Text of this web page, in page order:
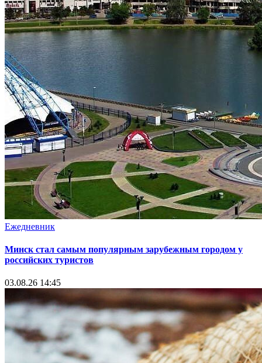
Ежедневник
Минск стал самым популярным зарубежным городом у
российских туристов
03.08.26 14:45